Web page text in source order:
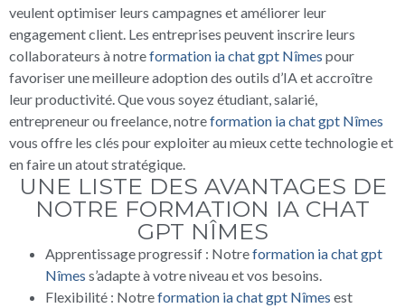
veulent optimiser leurs campagnes et améliorer leur
engagement client. Les entreprises peuvent inscrire leurs
collaborateurs à notreformation ia chat gpt Nîmes pour
favoriser une meilleure adoption des outils d’IA et accroître
leur productivité. Que vous soyez étudiant, salarié,
entrepreneur ou freelance, notreformation ia chat gpt Nîmes
vous offre les clés pour exploiter au mieux cette technologie et
en faire un atout stratégique.
UNE LISTE DES AVANTAGES DE
NOTRE FORMATION IA CHAT
GPT NÎMES
Apprentissage progressif : Notreformation ia chat gpt
Nîmes s’adapte à votre niveau et vos besoins.
Flexibilité : Notreformation ia chat gpt Nîmes est